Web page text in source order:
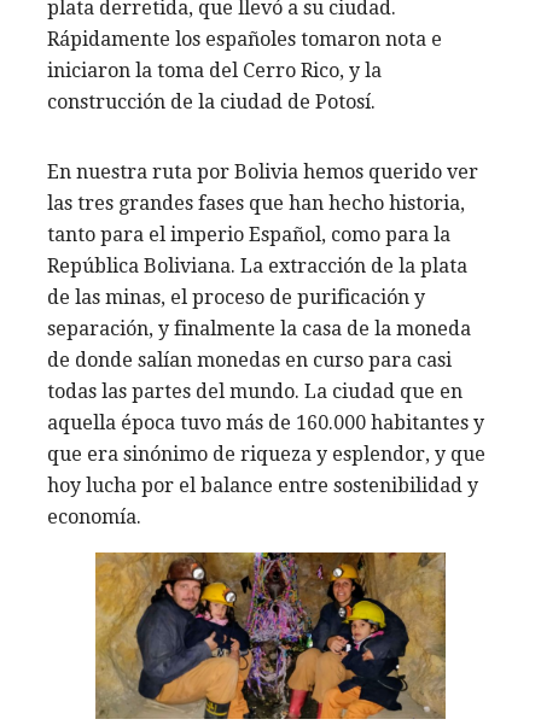
plata derretida, que llevó a su ciudad.
Rápidamente los españoles tomaron nota e
iniciaron la toma del Cerro Rico, y la
construcción de la ciudad de Potosí.
En nuestra ruta por Bolivia hemos querido ver
las tres grandes fases que han hecho historia,
tanto para el imperio Español, como para la
República Boliviana. La extracción de la plata
de las minas, el proceso de purificación y
separación, y finalmente la casa de la moneda
de donde salían monedas en curso para casi
todas las partes del mundo. La ciudad que en
aquella época tuvo más de 160.000 habitantes y
que era sinónimo de riqueza y esplendor, y que
hoy lucha por el balance entre sostenibilidad y
economía.